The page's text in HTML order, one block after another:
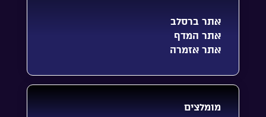
אתר ברסלב
אתר המדף
אתר אזמרה
מומלצים